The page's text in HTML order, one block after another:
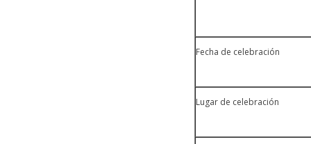
Fecha de celebración
Lugar de celebración